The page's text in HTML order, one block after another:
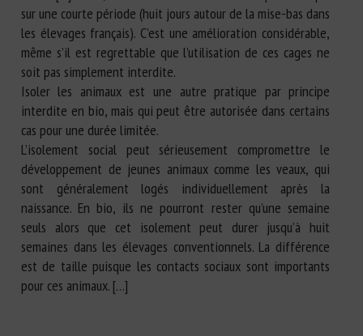
sur une courte période (huit jours autour de la mise-bas dans
les élevages français). C’est une amélioration considérable,
même s’il est regrettable que l’utilisation de ces cages ne
soit pas simplement interdite.
Isoler les animaux est une autre pratique par principe
interdite en bio, mais qui peut être autorisée dans certains
cas pour une durée limitée.
L’isolement social peut sérieusement compromettre le
développement de jeunes animaux comme les veaux, qui
sont généralement logés individuellement après la
naissance. En bio, ils ne pourront rester qu’une semaine
seuls alors que cet isolement peut durer jusqu’à huit
semaines dans les élevages conventionnels. La différence
est de taille puisque les contacts sociaux sont importants
pour ces animaux. […]